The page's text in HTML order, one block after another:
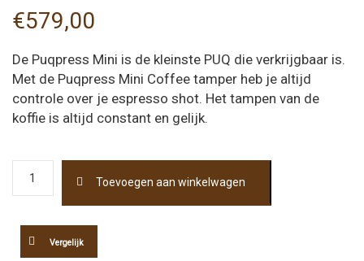
€579,00
De Puqpress Mini is de kleinste PUQ die verkrijgbaar is.
Met de Puqpress Mini Coffee tamper heb je altijd
controle over je espresso shot. Het tampen van de
koffie is altijd constant en gelijk.
Mini
Coffee
aantal
Toevoegen aan winkelwagen
Vergelijk